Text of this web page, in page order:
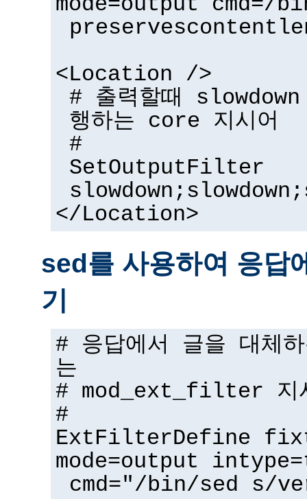
<Location />
# 출력할때
행하는 core 지시어
#
SetOutputFilter
</Location>
sed를 사용하여 응답
기
# 응답에서 글을 대체
는
# mod_ext_filter 지
#
ExtFilterDefine
mode=output
cmd="/bin/sed s/